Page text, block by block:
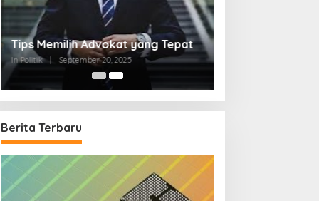
Tips Memilih Advokat yang Tepat
In Politik September 20, 2025
Berita Terbaru